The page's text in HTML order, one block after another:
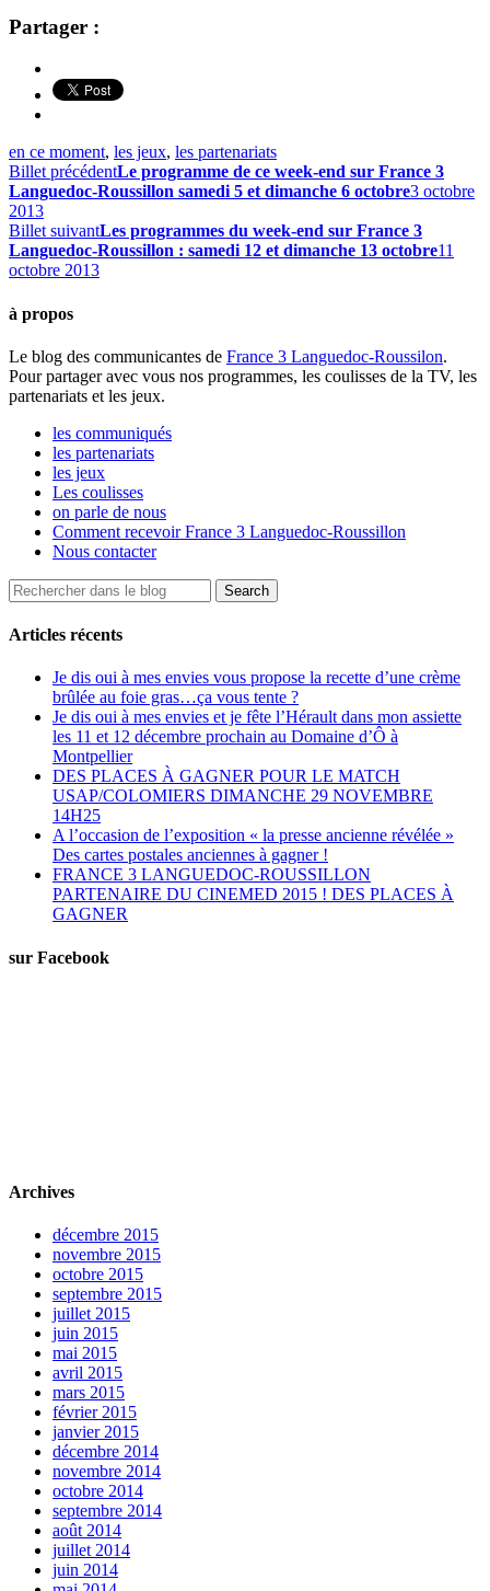
Partager :
en ce moment, les jeux, les partenariats
Billet précédentLe programme de ce week-end sur France 3
Languedoc-Roussillon samedi 5 et dimanche 6 octobre3 octobre
2013
Billet suivantLes programmes du week-end sur France 3
Languedoc-Roussillon : samedi 12 et dimanche 13 octobre11
octobre 2013
à propos
Le blog des communicantes de France 3 Languedoc-Roussilon.
Pour partager avec vous nos programmes, les coulisses de la TV, les
partenariats et les jeux.
les communiqués
les partenariats
les jeux
Les coulisses
on parle de nous
Comment recevoir France 3 Languedoc-Roussillon
Nous contacter
Articles récents
Je dis oui à mes envies vous propose la recette d’une crème
brûlée au foie gras…ça vous tente ?
Je dis oui à mes envies et je fête l’Hérault dans mon assiette
les 11 et 12 décembre prochain au Domaine d’Ô à
Montpellier
DES PLACES À GAGNER POUR LE MATCH
USAP/COLOMIERS DIMANCHE 29 NOVEMBRE
14H25
A l’occasion de l’exposition « la presse ancienne révélée »
Des cartes postales anciennes à gagner !
FRANCE 3 LANGUEDOC-ROUSSILLON
PARTENAIRE DU CINEMED 2015 ! DES PLACES À
GAGNER
sur Facebook
Archives
décembre 2015
novembre 2015
octobre 2015
septembre 2015
juillet 2015
juin 2015
mai 2015
avril 2015
mars 2015
février 2015
janvier 2015
décembre 2014
novembre 2014
octobre 2014
septembre 2014
août 2014
juillet 2014
juin 2014